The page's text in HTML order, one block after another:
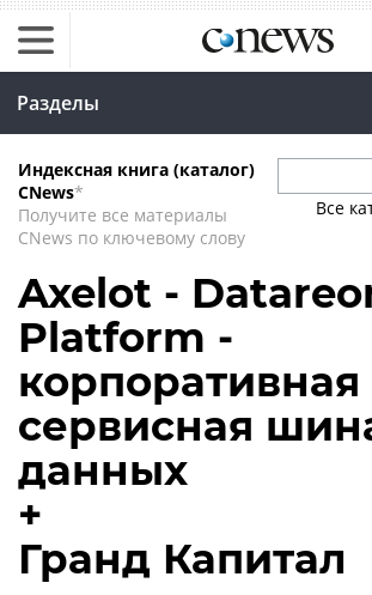
Разделы
Индексная книга (каталог)
CNews*
Получите все материалы
CNews по ключевому слову
Все
Axelot -
Platform -
корпоративная
сервисная
данных
+
Гранд Капитал